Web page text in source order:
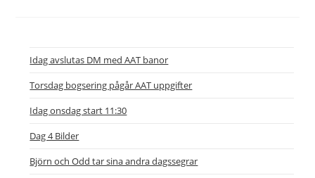
Idag avslutas DM med AAT banor
Torsdag bogsering pågår AAT uppgifter
Idag onsdag start 11:30
Dag 4 Bilder
Björn och Odd tar sina andra dagssegrar